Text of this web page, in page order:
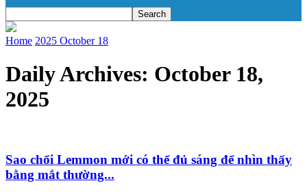
Home 2025 October 18
Daily Archives: October 18,
2025
Sao chổi Lemmon mới có thể đủ sáng để nhìn thấy
bằng mắt thường...